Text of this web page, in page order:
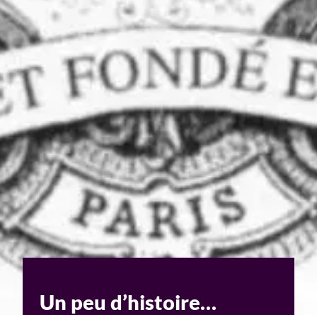
Grands comptes
Laboratoires et Universités
Valorisation financière
Valorisation économique
Évaluation de préjudice
Soutien à l’innovation
Un peu d’histoire…